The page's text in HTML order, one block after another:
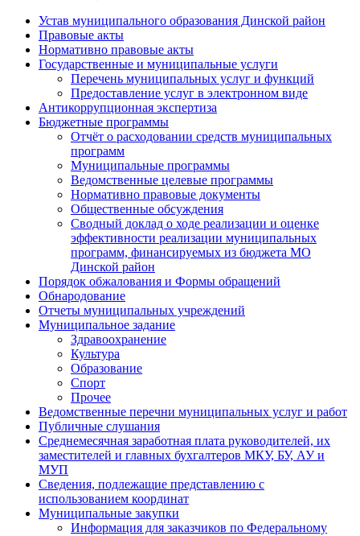
Устав муниципального образования Динской район
Правовые акты
Нормативно правовые акты
Государственные и муниципальные услуги
Перечень муниципальных услуг и функций
Предоставление услуг в электронном виде
Антикоррупционная экспертиза
Бюджетные программы
Отчёт о расходовании средств муниципальных
программ
Муниципальные программы
Ведомственные целевые программы
Нормативно правовые документы
Общественные обсуждения
Сводный доклад о ходе реализации и оценке
эффективности реализации муниципальных
программ, финансируемых из бюджета МО
Динской район
Порядок обжалования и Формы обращений
Обнародование
Отчеты муниципальных учреждений
Муниципальное задание
Здравоохранение
Культура
Образование
Спорт
Прочее
Ведомственные перечни муниципальных услуг и работ
Публичные слушания
Среднемесячная заработная плата руководителей, их
заместителей и главных бухгалтеров МКУ, БУ, АУ и
МУП
Сведения, подлежащие представлению с
использованием координат
Муниципальные закупки
Информация для заказчиков по Федеральному